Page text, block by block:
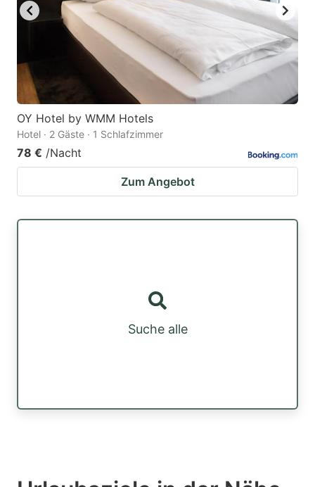
OY Hotel by WMM Hotels
Hotel · 2 Gäste · 1 Schlafzimmer
78 € /Nacht
Zum Angebot
Suche alle